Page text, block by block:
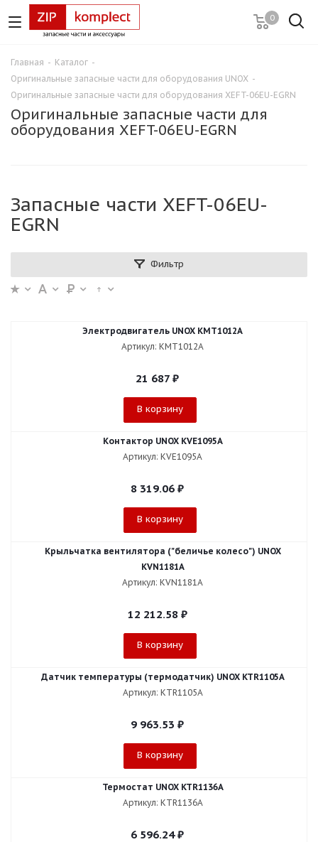
0
Главная - Каталог -
Оригинальные запасные части для оборудования UNOX -
Оригинальные запасные части для оборудования XEFT-06EU-EGRN
Оригинальные запасные части для
оборудования XEFT-06EU-EGRN
Запасные части XEFT-06EU-
EGRN
Фильтр
Электродвигатель UNOX KMT1012A
Артикул: KMT1012A
21 687 ₽
В корзину
Контактор UNOX KVE1095A
Артикул: KVE1095A
8 319.06 ₽
В корзину
Крыльчатка вентилятора ("беличье колесо") UNOX
KVN1181A
Артикул: KVN1181A
12 212.58₽
В корзину
Датчик температуры (термодатчик) UNOX KTR1105A
Артикул: KTR1105A
9 963.53 ₽
В корзину
Термостат UNOX KTR1136A
Артикул: KTR1136A
6 596.24₽